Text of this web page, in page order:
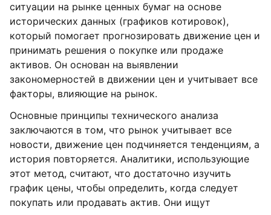
ситуации на рынке ценных бумаг на основе
исторических данных (графиков котировок),
который помогает прогнозировать движение цен и
принимать решения о покупке или продаже
активов. Он основан на выявлении
закономерностей в движении цен и учитывает все
факторы, влияющие на рынок.
Основные принципы технического анализа
заключаются в том, что рынок учитывает все
новости, движение цен подчиняется тенденциям, а
история повторяется. Аналитики, использующие
этот метод, считают, что достаточно изучить
график цены, чтобы определить, когда следует
покупать или продавать актив. Они ищут